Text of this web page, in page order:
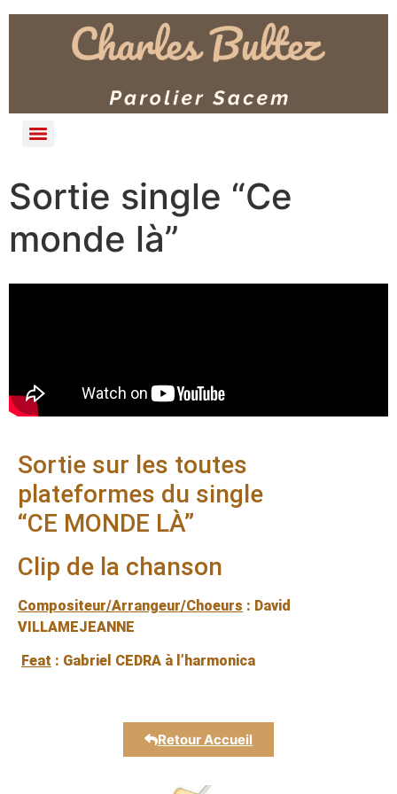
Sortie single “Ce
monde là”
Sortie sur les toutes
plateformes du single
“CE MONDE LÀ”
Clip de la chanson
Compositeur/Arrangeur/Choeurs : David
VILLAMEJEANNE
Feat : Gabriel CEDRA à l’harmonica
Retour Accueil